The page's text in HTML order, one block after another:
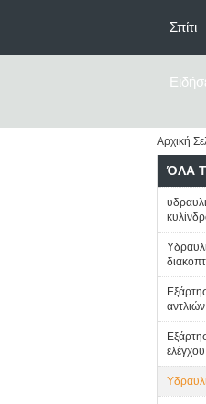
Σπίτι
Αρχική
ΌΛΑ
αντλιών
ελέγχου